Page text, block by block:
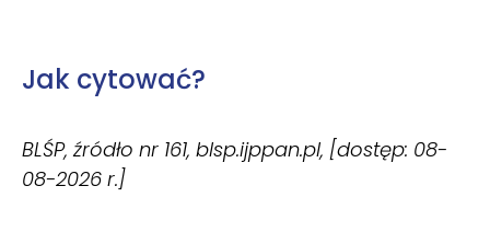
Jak cytować?
BLŚP, źródło nr 161, blsp.ijppan.pl, [dostęp: 08-
08-2026 r.]